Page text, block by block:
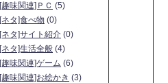
[趣味関連]ＰＣ (5)
[ネタ]食べ物 (0)
[ネタ]サイト紹介 (0)
[ネタ]生活全般 (4)
[趣味関連]ゲーム (6)
[趣味関連]お絵かき (3)